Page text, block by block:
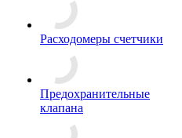
Расходомеры счетчики
Предохранительные
клапана